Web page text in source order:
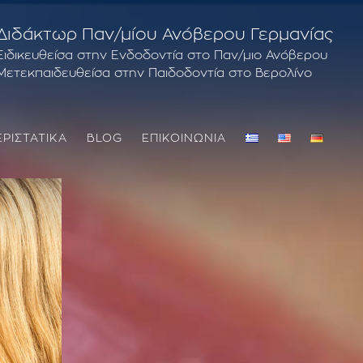
Παν/μίου Ανόβερου Γερμανίας
στην Ενδοδοντία στο Παν/μιο Ανόβερου
στην Παιδοδοντία στο Βερολίνο
BLOG ΕΠΙΚΟΙΝΩΝΙΑ